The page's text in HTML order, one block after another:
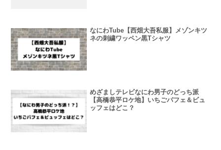
なにわTube【西畑大吾私服】メゾンキツ
ネの刺繍ワッペン黒Tシャツ
めざましテレビなにわ男子のどっち派
【高橋恭平ロケ地】いちごパフェ＆ビュ
ッフェはどこ？